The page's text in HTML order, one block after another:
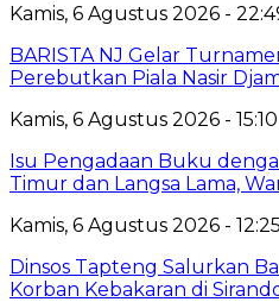
Kamis, 6 Agustus 2026 -
BARISTA NJ Gelar
Perebutkan Piala Nasir
Kamis, 6 Agustus 2026 -
Isu Pengadaan Buku
Timur dan Langsa Lama,
Kamis, 6 Agustus 2026 -
Dinsos Tapteng Salurkan
Korban Kebakaran di